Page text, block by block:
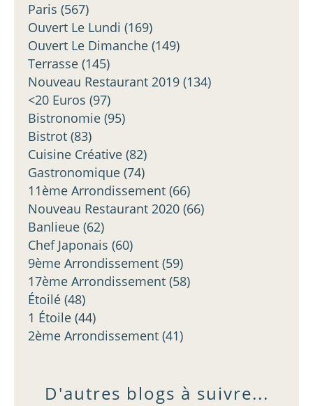
Paris (567)
Ouvert Le Lundi (169)
Ouvert Le Dimanche (149)
Terrasse (145)
Nouveau Restaurant 2019 (134)
<20 Euros (97)
Bistronomie (95)
Bistrot (83)
Cuisine Créative (82)
Gastronomique (74)
11ème Arrondissement (66)
Nouveau Restaurant 2020 (66)
Banlieue (62)
Chef Japonais (60)
9ème Arrondissement (59)
17ème Arrondissement (58)
Étoilé (48)
1 Étoile (44)
2ème Arrondissement (41)
D'autres blogs à suivre...